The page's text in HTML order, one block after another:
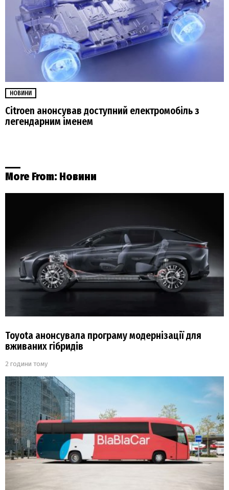
НОВИНИ
Citroen анонсував доступний електромобіль з
легендарним іменем
More From: Новини
Toyota анонсувала програму модернізації для
вживаних гібридів
2 години тому